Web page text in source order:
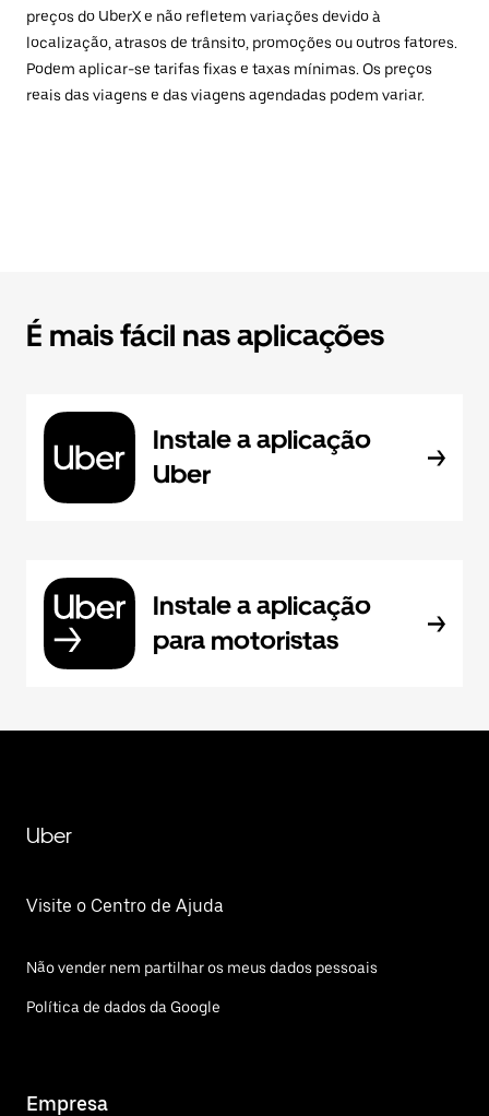
preços do UberX e não refletem variações devido à
localização, atrasos de trânsito, promoções ou outros fatores.
Podem aplicar-se tarifas fixas e taxas mínimas. Os preços
reais das viagens e das viagens agendadas podem variar.
É mais fácil nas aplicações
Instale a aplicação
Uber
Instale a aplicação
para motoristas
Uber
Visite o Centro de Ajuda
Não vender nem partilhar os meus dados pessoais
Política de dados da Google
Empresa